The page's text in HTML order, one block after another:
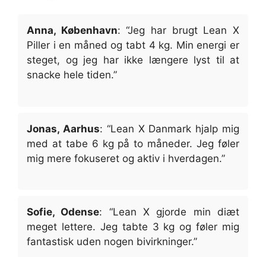
Anna, København: “Jeg har brugt Lean X
Piller i en måned og tabt 4 kg. Min energi er
steget, og jeg har ikke længere lyst til at
snacke hele tiden.”
Jonas, Aarhus: “Lean X Danmark hjalp mig
med at tabe 6 kg på to måneder. Jeg føler
mig mere fokuseret og aktiv i hverdagen.”
Sofie, Odense: “Lean X gjorde min diæt
meget lettere. Jeg tabte 3 kg og føler mig
fantastisk uden nogen bivirkninger.”